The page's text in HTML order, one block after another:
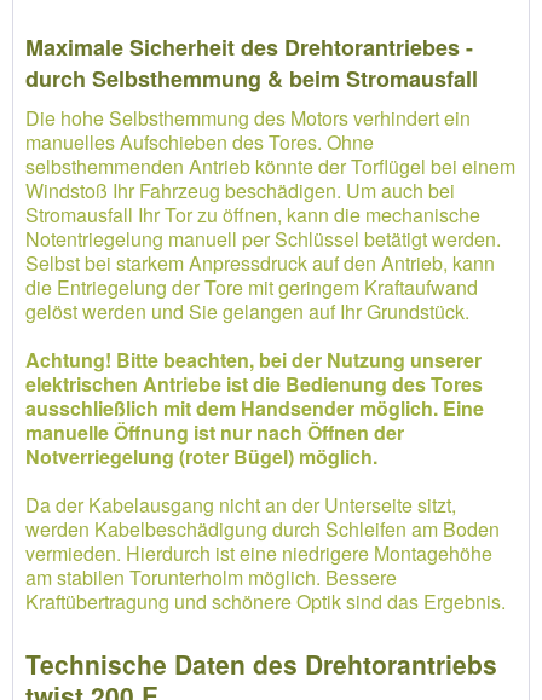
Maximale Sicherheit des Drehtorantriebes -
durch Selbsthemmung & beim Stromausfall
Die hohe Selbsthemmung des Motors verhindert ein
manuelles Aufschieben des Tores. Ohne
selbsthemmenden Antrieb könnte der Torflügel bei einem
Windstoß Ihr Fahrzeug beschädigen. Um auch bei
Stromausfall Ihr Tor zu öffnen, kann die mechanische
Notentriegelung manuell per Schlüssel betätigt werden.
Selbst bei starkem Anpressdruck auf den Antrieb, kann
die Entriegelung der Tore mit geringem Kraftaufwand
gelöst werden und Sie gelangen auf Ihr Grundstück.
Achtung! Bitte beachten, bei der Nutzung unserer
elektrischen Antriebe ist die Bedienung des Tores
ausschließlich mit dem Handsender möglich. Eine
manuelle Öffnung ist nur nach Öffnen der
Notverriegelung (roter Bügel) möglich.
Da der Kabelausgang nicht an der Unterseite sitzt,
werden Kabelbeschädigung durch Schleifen am Boden
vermieden. Hierdurch ist eine niedrigere Montagehöhe
am stabilen Torunterholm möglich. Bessere
Kraftübertragung und schönere Optik sind das Ergebnis.
Technische Daten des Drehtorantriebs